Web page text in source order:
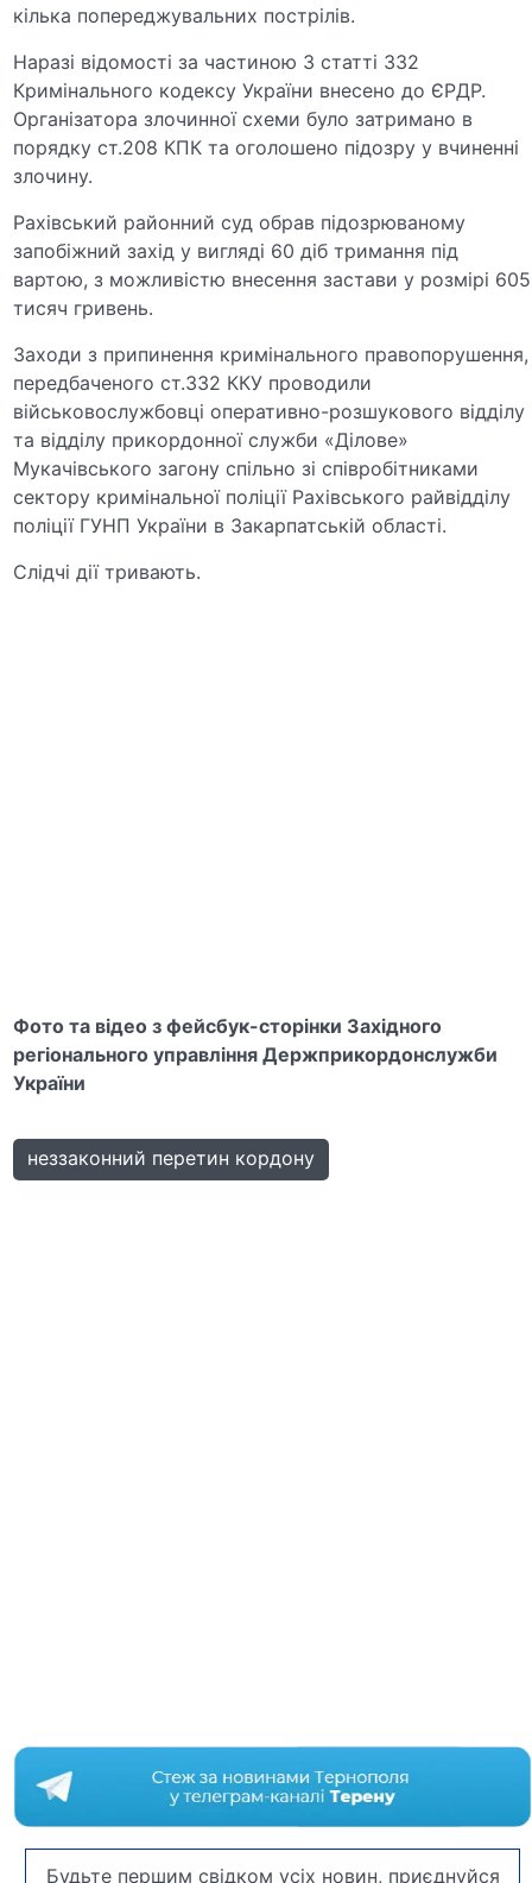
кілька попереджувальних пострілів.
Наразі відомості за частиною 3 статті 332
Кримінального кодексу України внесено до ЄРДР.
Організатора злочинної схеми було затримано в
порядку ст.208 КПК та оголошено підозру у вчиненні
злочину.
Рахівський районний суд обрав підозрюваному
запобіжний захід у вигляді 60 діб тримання під
вартою, з можливістю внесення застави у розмірі 605
тисяч гривень.
Заходи з припинення кримінального правопорушення,
передбаченого ст.332 ККУ проводили
військовослужбовці оперативно-розшукового відділу
та відділу прикордонної служби «Ділове»
Мукачівського загону спільно зі співробітниками
сектору кримінальної поліції Рахівського райвідділу
поліції ГУНП України в Закарпатській області.
Слідчі дії тривають.
Фото та відео з фейсбук-сторінки Західного
регіонального управління Держприкордонслужби
України
неззаконний перетин кордону
Будьте першим свідком усіх новин, приєднуйся